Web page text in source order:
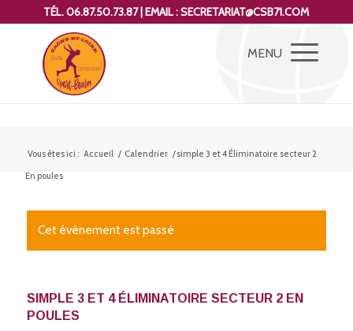
TÉL. 06.87.50.73.87 | EMAIL : SECRETARIAT@CSB71.COM
Vous êtes ici : Accueil / Calendrier /simple 3 et 4 Éliminatoire secteur 2
En poules
Cet évènement est passé
SIMPLE 3 ET 4 ÉLIMINATOIRE SECTEUR 2 EN
POULES